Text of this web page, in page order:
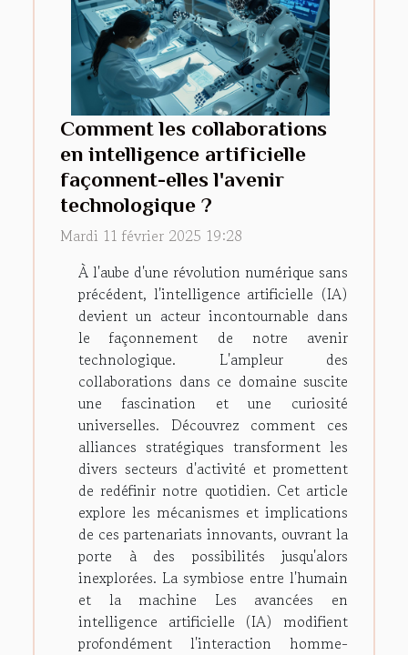
Comment les collaborations
en intelligence artificielle
façonnent-elles l'avenir
technologique ?
Mardi 11 février 2025 19:28
À l'aube d'une révolution numérique sans
précédent, l'intelligence artificielle (IA)
devient un acteur incontournable dans
le façonnement de notre avenir
technologique. L'ampleur des
collaborations dans ce domaine suscite
une fascination et une curiosité
universelles. Découvrez comment ces
alliances stratégiques transforment les
divers secteurs d'activité et promettent
de redéfinir notre quotidien. Cet article
explore les mécanismes et implications
de ces partenariats innovants, ouvrant la
porte à des possibilités jusqu'alors
inexplorées. La symbiose entre l'humain
et la machine Les avancées en
intelligence artificielle (IA) modifient
profondément l'interaction homme-